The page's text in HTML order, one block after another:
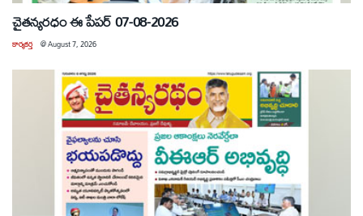
చైతన్యరధం ఈ పేపర్ 07-08-2026
కార్యకర్త @August 7, 2026